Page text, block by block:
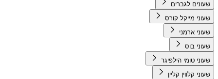
שעונים לגברים
שעוני מייקל קורס
שעוני ארמני
שעוני בוס
שעוני טומי הילפיגר
שעוני קלווין קליין